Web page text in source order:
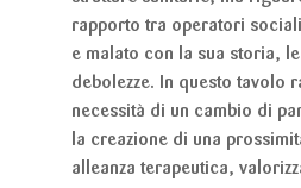
rapporto tra operatori
e malato con la sua storia,
debolezze. In questo tavolo
necessità di un cambio di
la creazione di una
alleanza terapeutica,